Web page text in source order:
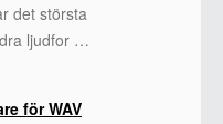
det största
ljudfor …
för WAV